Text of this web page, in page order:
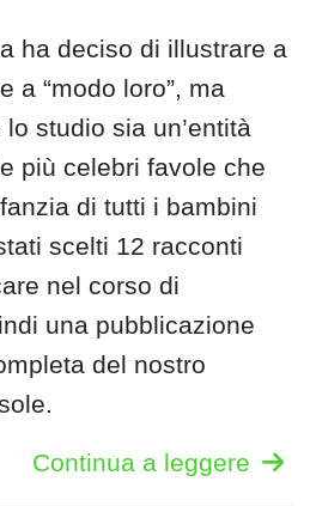
ha deciso di illustrare a
a “modo loro”, ma
studio sia un’entità
più celebri favole che
di tutti i bambini
scelti 12 racconti
nel corso di
una pubblicazione
del nostro
Continua a leggere